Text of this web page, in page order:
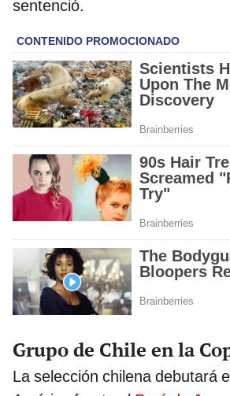
sentenció.
Grupo de Chile en la
La selección chilena debutará